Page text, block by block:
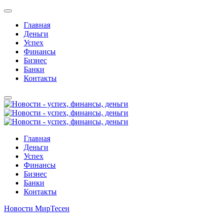
Главная
Деньги
Успех
Финансы
Бизнес
Банки
Контакты
Главная
Деньги
Успех
Финансы
Бизнес
Банки
Контакты
Новости МирТесен